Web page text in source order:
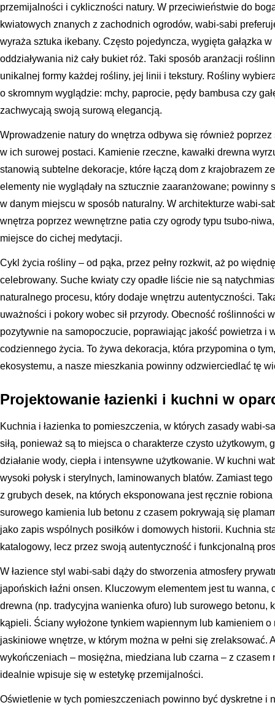
przemijalności i cykliczności natury. W przeciwieństwie do
kwiatowych znanych z zachodnich ogrodów, wabi-sabi
wyraża sztuka ikebany. Często pojedyncza, wygięta gałązka
oddziaływania niż cały bukiet róż. Taki sposób aranżacji
unikalnej formy każdej rośliny, jej linii i tekstury. Rośliny
o skromnym wyglądzie: mchy, paprocie, pędy bambusa czy
zachwycają swoją surową elegancją.
Wprowadzenie natury do wnętrza odbywa się również
w ich surowej postaci. Kamienie rzeczne, kawałki drewna
stanowią subtelne dekoracje, które łączą dom z krajobrazem
elementy nie wyglądały na sztucznie zaaranżowane; powinny
w danym miejscu w sposób naturalny. W architekturze wabi-
wnętrza poprzez wewnętrzne patia czy ogrody typu tsubo-
miejsce do cichej medytacji.
Cykl życia rośliny – od pąka, przez pełny rozkwit, aż po
celebrowany. Suche kwiaty czy opadłe liście nie są
naturalnego procesu, który dodaje wnętrzu autentyczności.
uważności i pokory wobec sił przyrody. Obecność roślinności
pozytywnie na samopoczucie, poprawiając jakość powietrza i
codziennego życia. To żywa dekoracja, która przypomina o
ekosystemu, a nasze mieszkania powinny odzwierciedlać tę
Projektowanie łazienki i kuchni w
Kuchnia i łazienka to pomieszczenia, w których zasady wabi-
siłą, ponieważ są to miejsca o charakterze czysto użytkowym,
działanie wody, ciepła i intensywne użytkowanie. W kuchni
wysoki połysk i sterylnych, laminowanych blatów. Zamiast
z grubych desek, na których eksponowana jest ręcznie
surowego kamienia lub betonu z czasem pokrywają się
jako zapis wspólnych posiłków i domowych historii. Kuchnia
katalogowy, lecz przez swoją autentyczność i funkcjonalną
W łazience styl wabi-sabi dąży do stworzenia atmosfery
japońskich łaźni onsen. Kluczowym elementem jest tu
drewna (np. tradycyjna wanienka ofuro) lub surowego betonu,
kąpieli. Ściany wyłożone tynkiem wapiennym lub kamieniem
jaskiniowe wnętrze, w którym można w pełni się zrelaksować.
wykończeniach – mosiężna, miedziana lub czarna – z
idealnie wpisuje się w estetykę przemijalności.
Oświetlenie w tych pomieszczeniach powinno być dyskretne i